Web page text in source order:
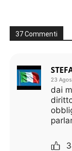
37 Commenti
23
dai